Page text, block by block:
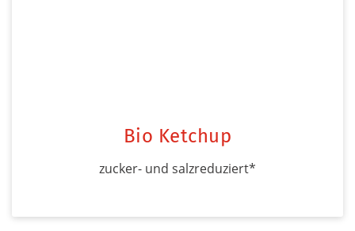
Bio Ketchup
zucker- und salzreduziert*